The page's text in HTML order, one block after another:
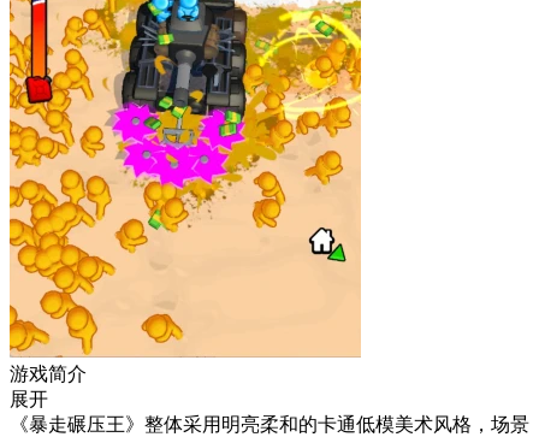
游戏简介
展开
《暴走碾压王》整体采用明亮柔和的卡通低模美术风格，场景